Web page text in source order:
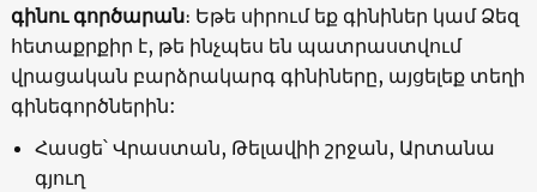
գինու գործարան։ Եթե սիրում եք գինիներ կամ Ձեզ
հետաքրքիր է, թե ինչպես են պատրաստվում
վրացական բարձրակարգ գինիները, այցելեք տեղի
գինեգործներին:
Հասցե՝ Վրաստան, Թելավիի շրջան, Արտանա
գյուղ